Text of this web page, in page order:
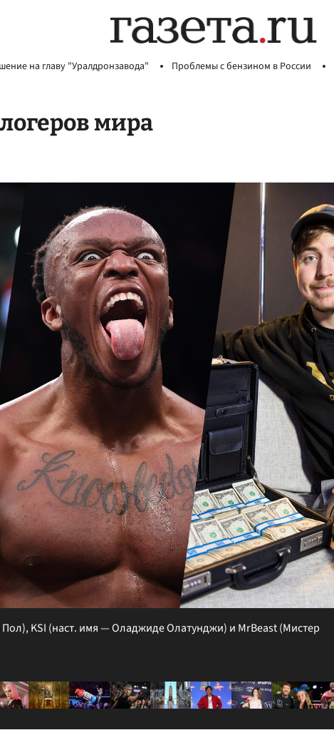
на главу "Уралдронзавода" Проблемы с бензином в России
мира
KSI (наст. имя — Оладжиде Олатунджи) и MrBeast (Мистер